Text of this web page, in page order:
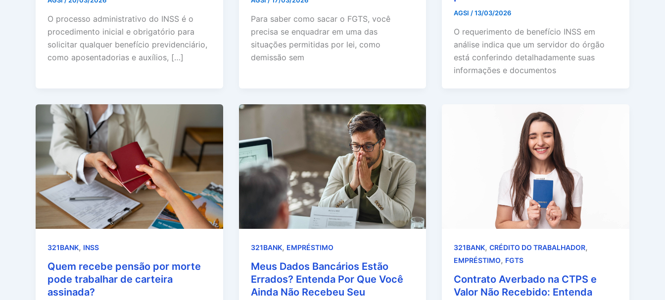
O processo administrativo do INSS é o
procedimento inicial e obrigatório para
solicitar qualquer benefício previdenciário,
como aposentadorias e auxílios, […]
Para saber como sacar o FGTS, você
precisa se enquadrar em uma das
situações permitidas por lei, como
demissão sem
AGSI/13/03/2026
O requerimento de benefício INSS em
análise indica que um servidor do órgão
está conferindo detalhadamente suas
informações e documentos
321BANK, INSS
Quem recebe pensão por morte
pode trabalhar de carteira
assinada?
321BANK, EMPRÉSTIMO
Meus Dados Bancários Estão
Errados? Entenda Por Que Você
Ainda Não Recebeu Seu
321BANK,CRÉDITO DO TRABALHADOR,
EMPRÉSTIMO, FGTS
Contrato Averbado na CTPS e
Valor Não Recebido: Entenda